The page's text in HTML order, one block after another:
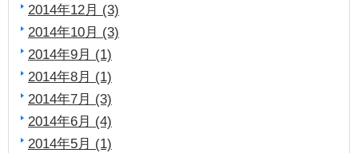
2014年12月 (3)
2014年10月 (3)
2014年9月 (1)
2014年8月 (1)
2014年7月 (3)
2014年6月 (4)
2014年5月 (1)